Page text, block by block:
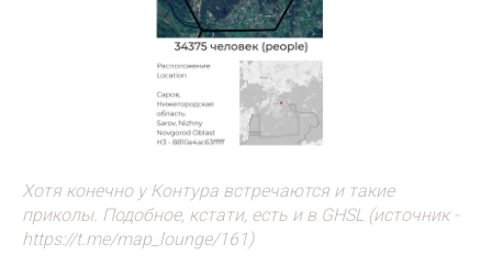
Хотя конечно у Контура встречаются и такие
приколы. Подобное, кстати, есть и в GHSL (источник -
https://t.me/map_lounge/161)